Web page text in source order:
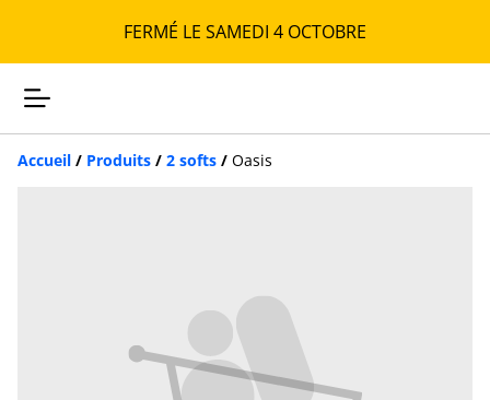
FERMÉ LE SAMEDI 4 OCTOBRE
Accueil / Produits / 2 softs / Oasis